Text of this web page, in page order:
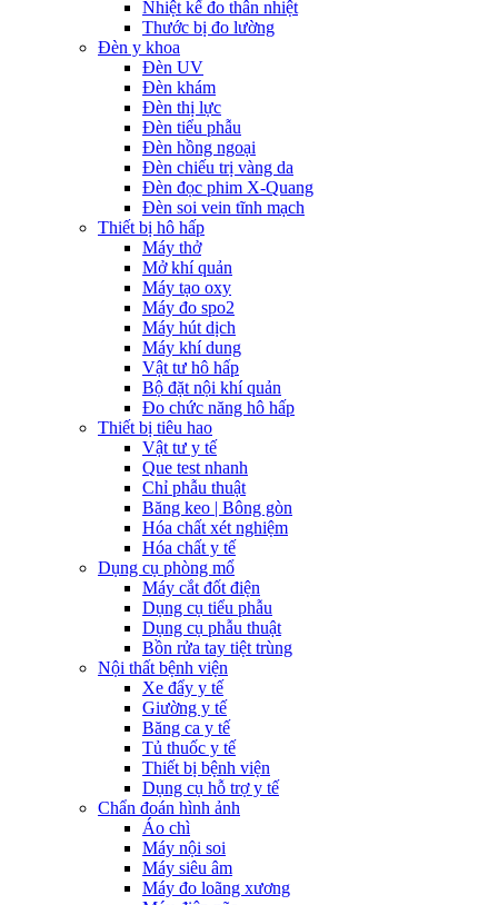
Nhiệt kế đo thân nhiệt
Thước bị đo lường
Đèn y khoa
Đèn UV
Đèn khám
Đèn thị lực
Đèn tiểu phẫu
Đèn hồng ngoại
Đèn chiếu trị vàng da
Đèn đọc phim X-Quang
Đèn soi vein tĩnh mạch
Thiết bị hô hấp
Máy thở
Mở khí quản
Máy tạo oxy
Máy đo spo2
Máy hút dịch
Máy khí dung
Vật tư hô hấp
Bộ đặt nội khí quản
Đo chức năng hô hấp
Thiết bị tiêu hao
Vật tư y tế
Que test nhanh
Chỉ phẫu thuật
Băng keo | Bông gòn
Hóa chất xét nghiệm
Hóa chất y tế
Dụng cụ phòng mổ
Máy cắt đốt điện
Dụng cụ tiểu phẫu
Dụng cụ phẫu thuật
Bồn rửa tay tiệt trùng
Nội thất bệnh viện
Xe đẩy y tế
Giường y tế
Băng ca y tế
Tủ thuốc y tế
Thiết bị bệnh viện
Dụng cụ hỗ trợ y tế
Chẩn đoán hình ảnh
Áo chì
Máy nội soi
Máy siêu âm
Máy đo loãng xương